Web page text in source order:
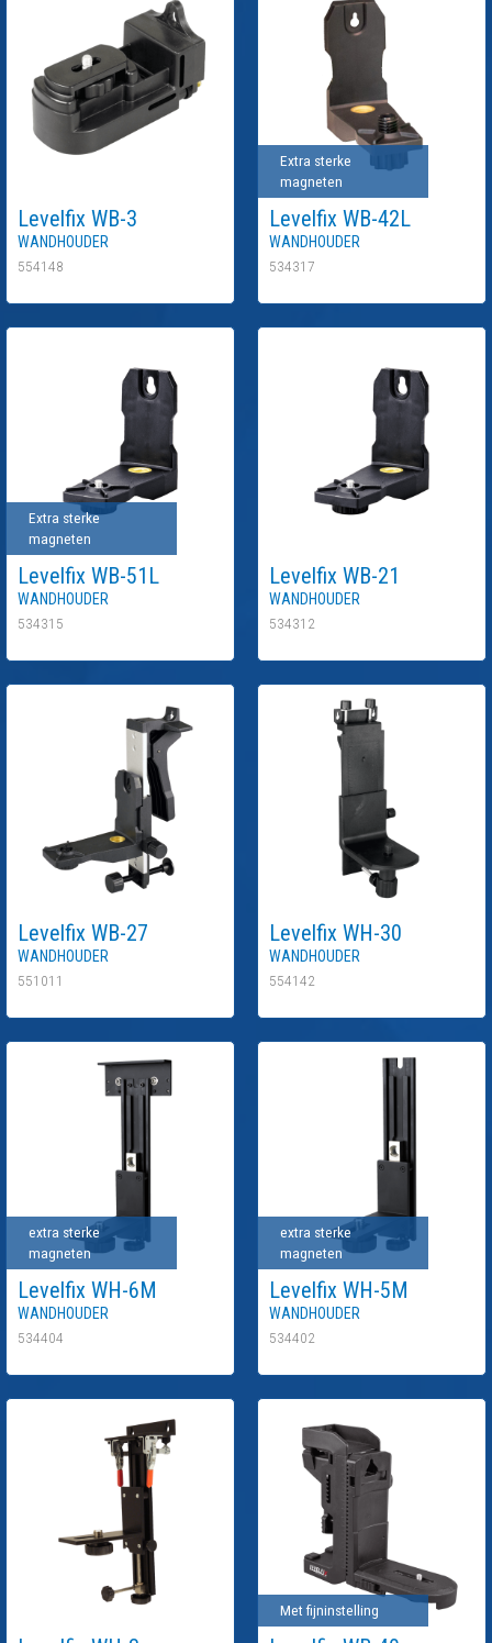
Levelfix WB-3
Wandhouder
554148
Extra sterke
magneten
Levelfix WB-42L
Wandhouder
534317
Extra sterke
magneten
Levelfix WB-51L
Wandhouder
534315
Levelfix WB-21
Wandhouder
534312
Levelfix WB-27
Wandhouder
551011
Levelfix WH-30
Wandhouder
554142
extra sterke
magneten
Levelfix WH-6M
Wandhouder
534404
extra sterke
magneten
Levelfix WH-5M
Wandhouder
534402
Met fijninstelling